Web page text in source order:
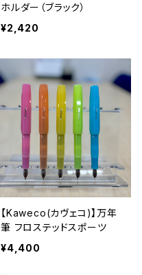
ホルダー（ブラック）
¥2,420
【Kaweco(カヴェコ)】万年
筆 フロステッドスポーツ
¥4,400